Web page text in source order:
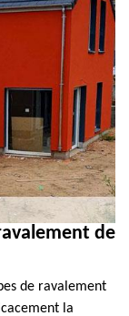
de
de ravalement
la